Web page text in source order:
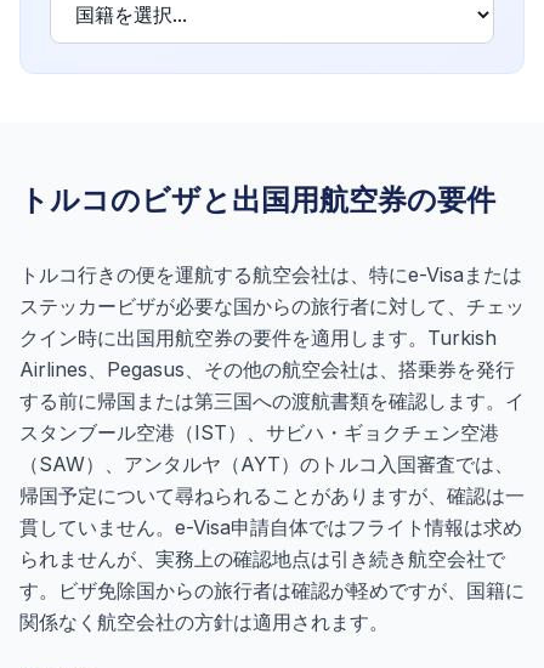
トルコのビザと出国用航空券の要件
トルコ行きの便を運航する航空会社は、特にe-Visaまたは
ステッカービザが必要な国からの旅行者に対して、チェッ
クイン時に出国用航空券の要件を適用します。Turkish
Airlines、Pegasus、その他の航空会社は、搭乗券を発行
する前に帰国または第三国への渡航書類を確認します。イ
スタンブール空港（IST）、サビハ・ギョクチェン空港
（SAW）、アンタルヤ（AYT）のトルコ入国審査では、
帰国予定について尋ねられることがありますが、確認は一
貫していません。e-Visa申請自体ではフライト情報は求め
られませんが、実務上の確認地点は引き続き航空会社で
す。ビザ免除国からの旅行者は確認が軽めですが、国籍に
関係なく航空会社の方針は適用されます。